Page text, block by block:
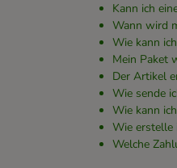
Kann ich
Wann wird
Wie kann
Mein Paket
Der Artikel
Wie sende
Wie kann
Wie erstelle
Welche